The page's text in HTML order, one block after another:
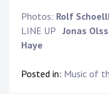
Photos: Rolf
LINE UPJonas
Haye
Posted in: Music of